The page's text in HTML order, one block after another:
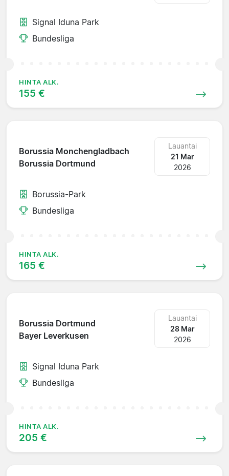
Signal Iduna Park
Bundesliga
HINTA ALK.
155 €
Borussia Monchengladbach
Borussia Dortmund
Lauantai
21 Mar
2026
Borussia-Park
Bundesliga
HINTA ALK.
165 €
Borussia Dortmund
Bayer Leverkusen
Lauantai
28 Mar
2026
Signal Iduna Park
Bundesliga
HINTA ALK.
205 €